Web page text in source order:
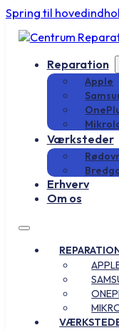
Spring til
Reparation
Apple
Værksteder
Erhverv
Om os